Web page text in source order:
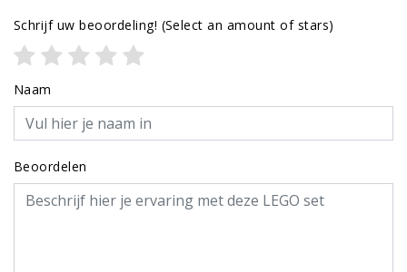
Schrijf uw beoordeling! (Select an amount of stars)
Naam
Beoordelen